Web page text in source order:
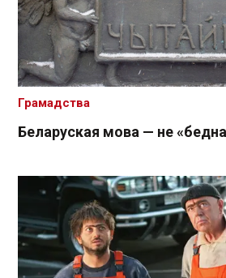
Беларуская мова — не
Грамадства